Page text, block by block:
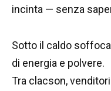
incinta — senza
Sotto il caldo
di energia e polvere.
Tra clacson,